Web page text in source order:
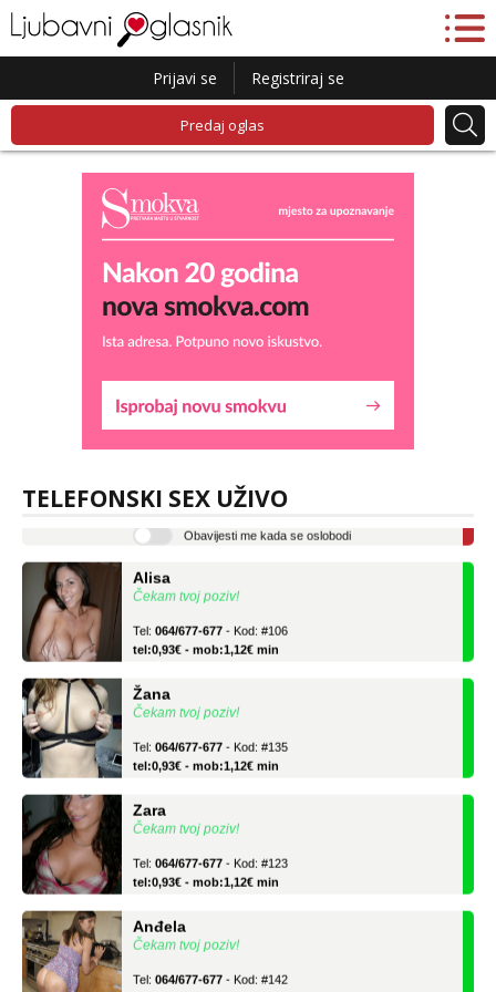
Prijavi se Registriraj se
Predaj oglas
TELEFONSKI SEX UŽIVO
Liliana
Razgovaram :)
tel:0,93€ - mob:1,12€ min
Čekam tvoj poziv!
tel:0,93€ - mob:1,12€ min
Čekam tvoj poziv!
tel:0,93€ - mob:1,12€ min
Čekam tvoj poziv!
tel:0,93€ - mob:1,12€ min
Čekam tvoj poziv!
tel:0,93€ - mob:1,12€ min